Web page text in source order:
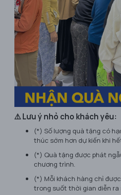
⚠️ Lưu ý nhỏ cho khách yêu:
(*) Số lượng quà tặng có
thúc sớm hơn dự kiến khi
(*) Quà tặng được phát
chương trình.
(*) Mỗi khách hàng chỉ
trong suốt thời gian diễn ra